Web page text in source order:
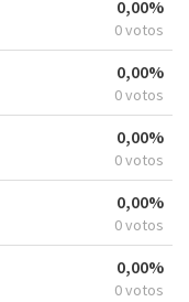
0,00%
0 votos
0,00%
0 votos
0,00%
0 votos
0,00%
0 votos
0,00%
0 votos